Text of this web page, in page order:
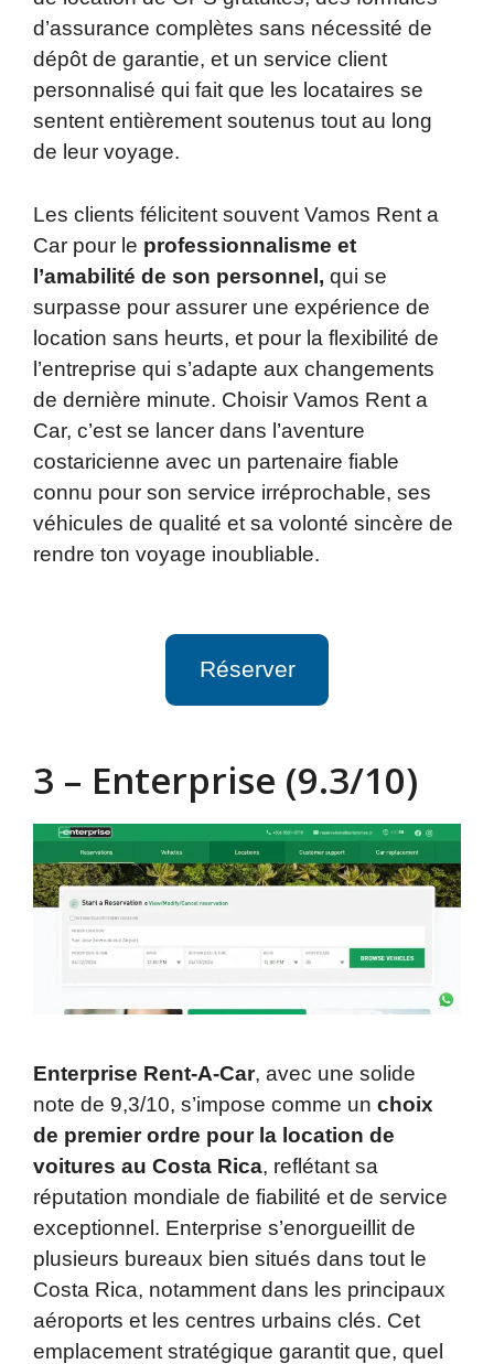
d’assurance complètes sans nécessité de
dépôt de garantie, et un service client
personnalisé qui fait que les locataires se
sentent entièrement soutenus tout au long
de leur voyage.
Les clients félicitent souvent Vamos Rent a
Car pour le professionnalisme et
l’amabilité de son personnel, qui se
surpasse pour assurer une expérience de
location sans heurts, et pour la flexibilité de
l’entreprise qui s’adapte aux changements
de dernière minute. Choisir Vamos Rent a
Car, c’est se lancer dans l’aventure
costaricienne avec un partenaire fiable
connu pour son service irréprochable, ses
véhicules de qualité et sa volonté sincère de
rendre ton voyage inoubliable.
Réserver
3 – Enterprise (9.3/10)
Enterprise Rent-A-Car, avec une solide
note de 9,3/10, s’impose comme un choix
de premier ordre pour la location de
voitures au Costa Rica, reflétant sa
réputation mondiale de fiabilité et de service
exceptionnel. Enterprise s’enorgueillit de
plusieurs bureaux bien situés dans tout le
Costa Rica, notamment dans les principaux
aéroports et les centres urbains clés. Cet
emplacement stratégique garantit que, quel